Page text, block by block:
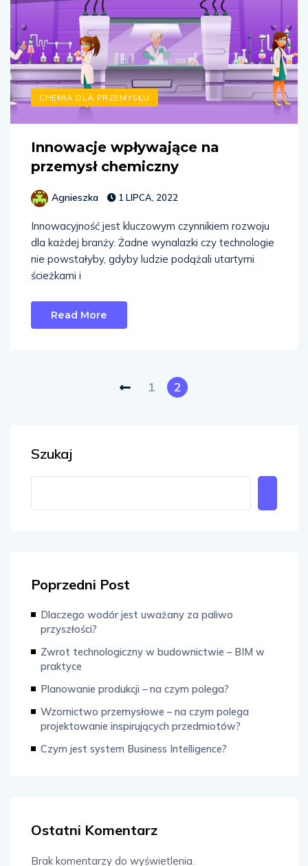
CHEMIA DLA PRZEMYSŁU
Innowacje wpływające na
przemysł chemiczny
Agnieszka 1 LIPCA, 2022
Innowacyjność jest kluczowym czynnikiem rozwoju
dla każdej branży. Żadne wynalazki czy technologie
nie powstałyby, gdyby ludzie podążali utartymi
ścieżkami i
Read More
1 2
Szukaj
Poprzedni Post
Dlaczego wodór jest uważany za paliwo
przyszłości?
Zwrot technologiczny w budownictwie – BIM w
praktyce
Planowanie produkcji – na czym polega?
Wzornictwo przemysłowe – na czym polega
projektowanie inspirujących przedmiotów?
Czym jest system Business Intelligence?
Ostatni Komentarz
Brak komentarzy do wyświetlenia.